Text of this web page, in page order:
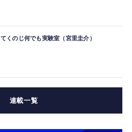
てくのじ何でも実験室（宮里圭介）
連載一覧